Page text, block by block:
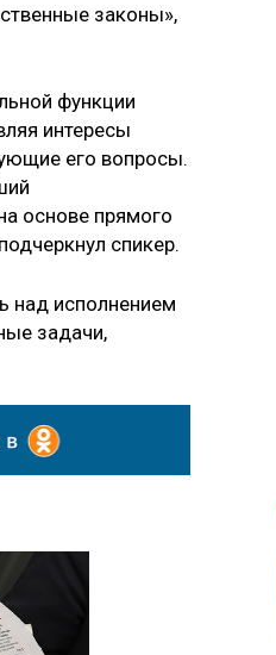
законы»,
функции
интересы
его вопросы.
основе прямого
спикер.
над исполнением
задачи,